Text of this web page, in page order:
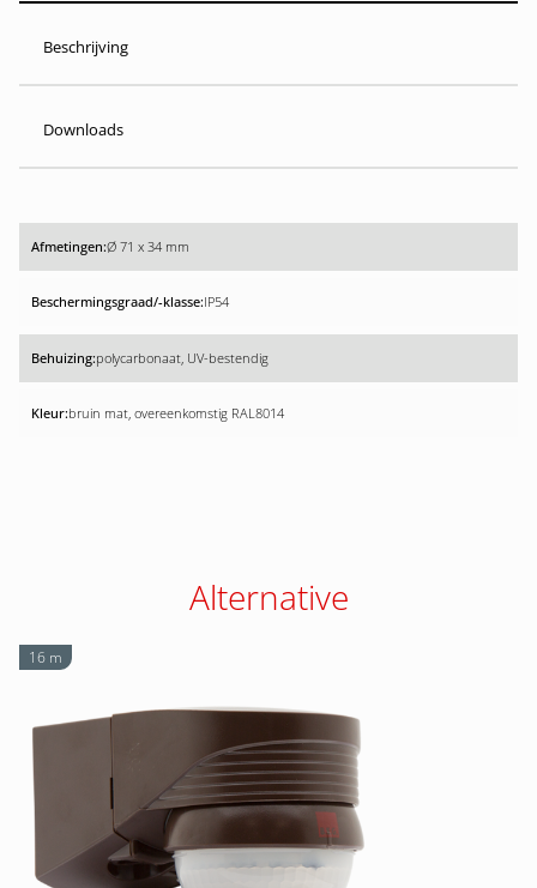
Beschrijving
Downloads
Ø 71 x 34 mm
IP54
polycarbonaat, UV-bestendig
bruin mat, overeenkomstig RAL8014
Alternative
16 m